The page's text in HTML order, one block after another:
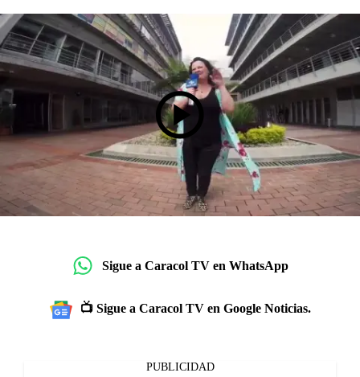
Sigue a Caracol TV en WhatsApp
📺 Sigue a Caracol TV en Google Noticias.
PUBLICIDAD